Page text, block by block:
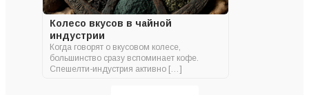
Колесо вкусов в чайной
индустрии
Когда говорят о вкусовом колесе,
большинство сразу вспоминает кофе.
Спешелти-индустрия активно […]